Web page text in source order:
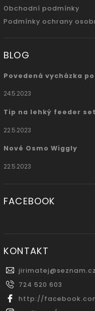
Obchodní podmínky
Podmínky ochrany
BLOG
Povedená vycházka
24.5.2023
Tip na lehký feeder set
22.5.2023
Nové Osmo Wiggly
22.5.2023
FACEBOOK
KONTAKT
jirimatej@seznam.cz
724 520 603
http://